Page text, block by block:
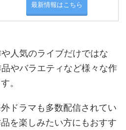
最新情報はこちら
人気のライブだけではな
やバラエティなど様々な作
。
ドラマも多数配信されてい
を楽しみたい方にもおすす